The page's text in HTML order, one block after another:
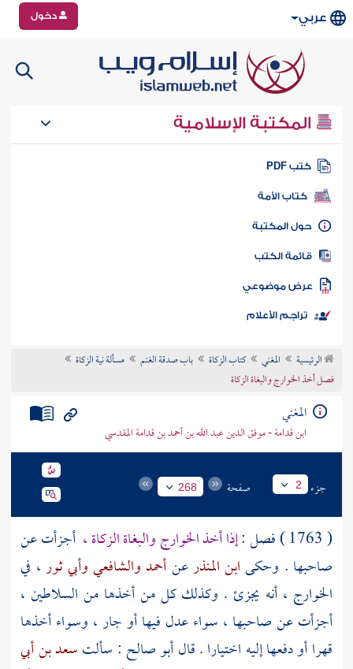
عربي دخول
المكتبة الإسلامية
كتب PDF
كتاب الأمة
المكتبة
الكتب
موضوعي
تراجم الأعلام
الرئيسية المغني كتاب الزكاة باب صدقة الغنم
مسألة نية الزكاة
فصل أخذ الخوارج والبغاة الزكاة
المغني
ابن قدامة - موفق الدين عبد الله بن أحمد بن قدامة المقدسي
جزء 2 صفحة 268
( 1763 ) فصل : إذا أخذالخوارجوالبغاة الزكاة ، أجزأت عن
صاحبها . وحكىابن المنذرعنأحمدوالشافعيوأبي ثور، في
الخوارج ، أنه يجزئ . وكذلك كل من أخذها من السلاطين ،
أجزأت عن صاحبها ، سواء عدل فيها أو جار ، وسواء أخذها
قهرا أو دفعها إليه اختيارا . قالأبو صالح : سألتسعد بن أبي